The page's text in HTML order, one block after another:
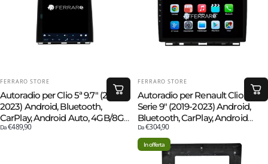
FORNITORE:
FERRARO STORE
Autoradio per Clio 5ª 9.7" (2019-
2023) Android, Bluetooth,
CarPlay, Android Auto, 4GB/8GB
Ram
Da€489,90
FORNITORE:
FERRARO STORE
Autoradio per Renault Clio 5ª
Serie 9" (2019-2023) Android,
Bluetooth, CarPlay, Android
Auto, 2GB/4GB/6GB/8GB Ram
Da€304,90
In offerta